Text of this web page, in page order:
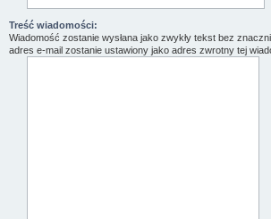
Treść wiadomości:
Wiadomość zostanie wysłana jako zwykły tekst bez
adres e-mail zostanie ustawiony jako adres zwrotny tej